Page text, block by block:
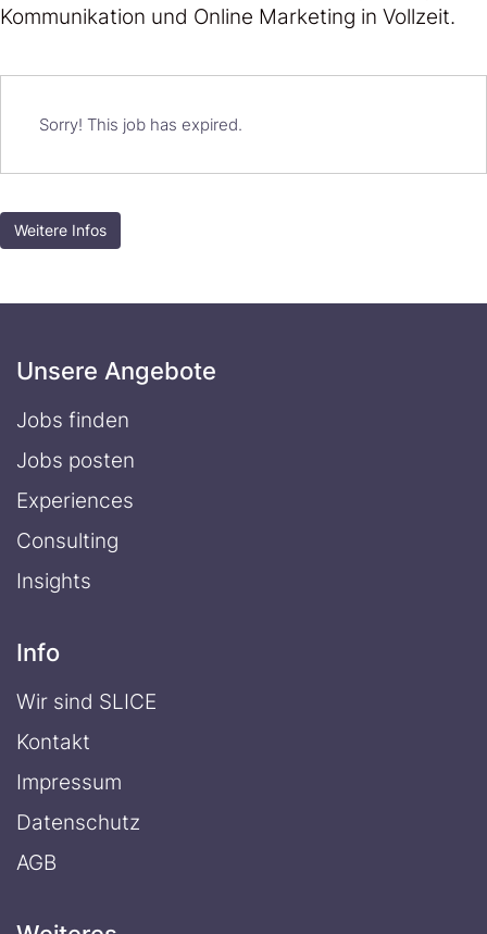
Kommunikation und Online Marketing in Vollzeit.
Sorry! This job has expired.
Weitere Infos
Unsere Angebote
Jobs finden
Jobs posten
Experiences
Consulting
Insights
Info
Wir sind SLICE
Kontakt
Impressum
Datenschutz
AGB